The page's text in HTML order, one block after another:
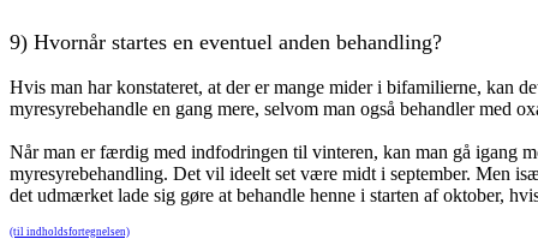
9) Hvornår startes en eventuel anden behandling?
Hvis man har konstateret, at der er mange mider i bifamilierne, kan
myresyrebehandle en gang mere, selvom man også behandler med
Når man er færdig med indfodringen til vinteren, kan man gå igang
myresyrebehandling. Det vil ideelt set være midt i september. Men
det udmærket lade sig gøre at behandle henne i starten af oktober,
(til indholdsfortegnelsen)